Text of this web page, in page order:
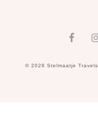
© 2026 Stelmaatje Travels